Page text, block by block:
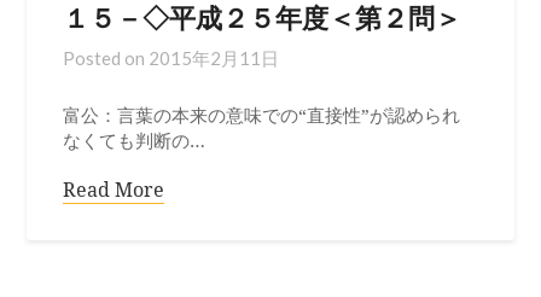
１５－◇平成２５年度＜第２問＞
Posted on 2015年2月11日
富公：言葉の本来の意味での“直接性”が認められ
なくても判断の…
Read More